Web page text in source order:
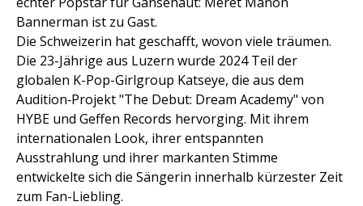
Bannerman ist zu Gast.
Die Schweizerin hat geschafft, wovon viele träumen.
Die 23-Jährige aus Luzern wurde 2024 Teil der
globalen K-Pop-Girlgroup Katseye, die aus dem
Audition‑Projekt "The Debut: Dream Academy" von
HYBE und Geffen Records hervorging. Mit ihrem
internationalen Look, ihrer entspannten
Ausstrahlung und ihrer markanten Stimme
entwickelte sich die Sängerin innerhalb kürzester Zeit
zum Fan-Liebling.